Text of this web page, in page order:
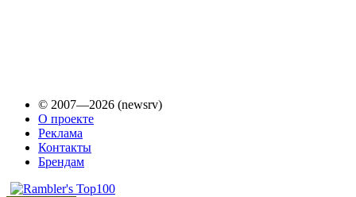
© 2007—2026 (newsrv)
О проекте
Реклама
Контакты
Брендам